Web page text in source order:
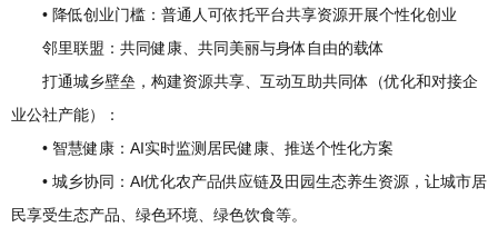
• 降低创业门槛：普通人可依托平台共享资源开展个性化创业
邻里联盟：共同健康、共同美丽与身体自由的载体
打通城乡壁垒，构建资源共享、互动互助共同体（优化和对接企
业公社产能）：
• 智慧健康：AI实时监测居民健康、推送个性化方案
• 城乡协同：AI优化农产品供应链及田园生态养生资源，让城市居
民享受生态产品、绿色环境、绿色饮食等。